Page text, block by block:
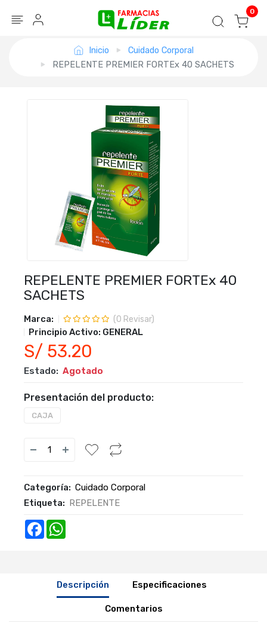
Seguir mi pedido 0
Inicio
Cuidado Corporal
REPELENTE PREMIER FORTEx 40 SACHETS
REPELENTE PREMIER FORTEx 40
SACHETS
Marca: (0 Revisar)
Principio Activo: GENERAL
S/ 53.20
Estado: Agotado
Presentación del producto:
CAJA
Categoría: Cuidado Corporal
Etiqueta: REPELENTE
Facebook
Descripción Especificaciones
Comentarios